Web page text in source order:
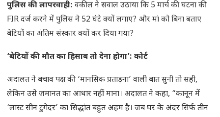
पुलिस की लापरवाही: वकील ने सवाल उठाया कि 5 मार्च की घटना की
FIR दर्ज करने में पुलिस ने 52 घंटे क्यों लगाए? और मां को बिना बताए
बेटियों का अंतिम संस्कार क्यों कर दिया गया?
‘बेटियों की मौत का हिसाब तो देना होगा’: कोर्ट
अदालत ने बचाव पक्ष की ‘मानसिक प्रताड़ना’ वाली बात सुनी तो सही,
लेकिन उसे जमानत का आधार नहीं माना। अदालत ने कहा, “कानून में
‘लास्ट सीन टुगेदर’ का सिद्धांत बहुत अहम है। जब घर के अंदर सिर्फ तीन